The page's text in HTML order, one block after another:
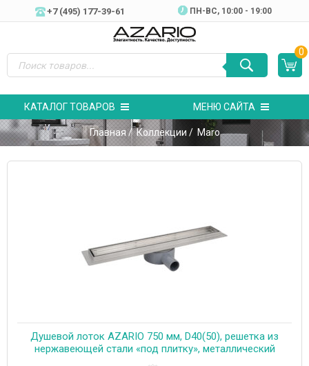
+7 (495) 177-39-61 ПН-ВC, 10:00 - 19:00
0
КАТАЛОГ ТОВАРОВ МЕНЮ САЙТА
Главная/Коллекции / Maro
Душевой лоток AZARIO 750 мм, D40(50), решетка из
нержавеющей стали «под плитку», металлический